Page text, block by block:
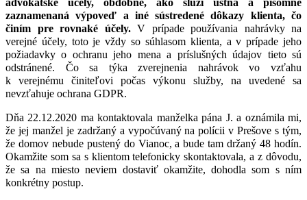
advokátske účely, obdobne, ako slúži ústna a písomne
zaznamenaná výpoveď a iné sústredené dôkazy klienta, čo
činím pre rovnaké účely. V prípade používania nahrávky na
verejné účely, toto je vždy so súhlasom klienta, a v prípade jeho
požiadavky o ochranu jeho mena a príslušných údajov tieto sú
odstránené. Čo sa týka zverejnenia nahrávok vo vzťahu
k verejnému činiteľovi počas výkonu služby, na uvedené sa
nevzťahuje ochrana GDPR.
Dňa 22.12.2020 ma kontaktovala manželka pána J. a oznámila mi,
že jej manžel je zadržaný a vypočúvaný na polícii v Prešove s tým,
že domov nebude pustený do Vianoc, a bude tam držaný 48 hodín.
Okamžite som sa s klientom telefonicky skontaktovala, a z dôvodu,
že sa na miesto neviem dostaviť okamžite, dohodla som s ním
konkrétny postup.